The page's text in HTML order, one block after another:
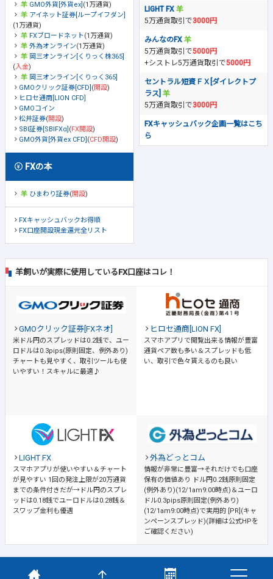
GMO外貨[外貨ex] (1万通貨)
アイネット証券[ループイフダン]
(1万通貨)
FXブロードネット(1万通貨)
外為オンライン(1万通貨)
岡三オンライン[くりっく株365]
(入金)
岡三オンライン[くりっく365]
GMOクリック証券[CFD] (開設)
ヒロセ通商[LION CFD]
GMOコイン
松井証券(開設)
SBI証券[SBIFXα] (FX開設)
GMO外貨[外貨ex CFD] (CFD開設)
FXの本
ひまわり証券(開設)
FXキャッシュバックお得順
FX口座開設現金還元全リスト
LIGHT FX
5万通貨取引で3000円
みんなのFX
5万通貨取引で5000円
+シストレ5万通貨取引で5000円
セントラル短資ＦＸ[ダイレクトプ
ラス]
5万通貨取引で3000円
FXキャッシュバック企画一覧はこち
ら
羊飼いが実際に使用しているFX口座はコレ！
GMOクリック証券[FXネオ]
米ドル円のスプレッドは0.2銭で、ユー
ロドルは0.3pips(原則固定、例外あり)
チャートも見やすく、取引ツールも使
いやすい！スキャルに最適♪
ヒロセ通商[LION FX]
スマホアプリで閲覧出来る情報が豊富
通貨ペア数も多い＆スプレッドも低
い、取引で色々貰えるのも良い
LIGHT FX
スマホアプリが使いやすい＆チャート
が見やすい 1回の発注上限が20万通貨
までの条件付きだが→ドル円のスプレ
ッドは0.18銭でユーロドルは0.28銭＆
スワップ金利も優遇
外為どっとコム
情報が非常に豊富→それだけでも口座
保有の価値あり
ドル円0.2銭原則固定
(例外あり)(12/1am9:00時点)＆ユーロ
ドル0.3pips原則固定(例外あり)
(12/1am9:00時点)で実用的 [PR](キャ
ンペーンスプレッド)(詳細は公式HPを
ご確認ください)